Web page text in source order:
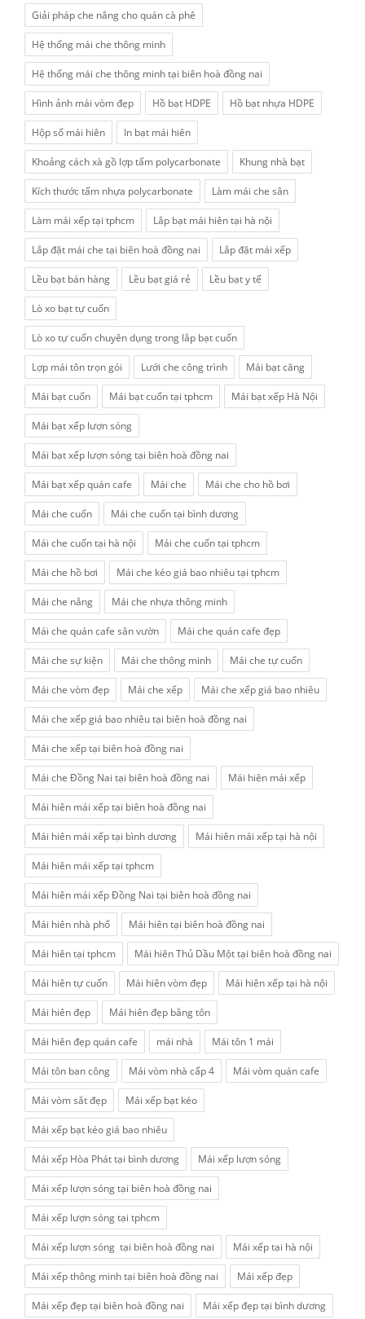
Giải pháp che nắng cho quán cà phê
Hệ thống mái che thông minh
Hệ thống mái che thông minh tại biên hoà đồng nai
Hình ảnh mái vòm đẹp Hồ bạt HDPE Hồ bạt nhựa HDPE
Hộp số mái hiên In bạt mái hiên
Khoảng cách xà gồ lợp tấm polycarbonate Khung nhà bạt
Kích thước tấm nhựa polycarbonate Làm mái che sân
Làm mái xếp tại tphcm Lắp bạt mái hiên tại hà nội
Lắp đặt mái che tại biên hoà đồng nai Lắp đặt mái xếp
Lều bạt bán hàng Lều bạt giá rẻ Lều bạt y tế
Lò xo bạt tự cuốn
Lò xo tự cuốn chuyên dụng trong lắp bạt cuốn
Lợp mái tôn trọn gói Lưới che công trình Mái bạt căng
Mái bạt cuốn Mái bạt cuốn tại tphcm Mái bạt xếp Hà Nội
Mái bạt xếp lượn sóng
Mái bạt xếp lượn sóng tại biên hoà đồng nai
Mái bạt xếp quán cafe Mái che Mái che cho hồ bơi
Mái che cuốn Mái che cuốn tại bình dương
Mái che cuốn tại hà nội Mái che cuốn tại tphcm
Mái che hồ bơi Mái che kéo giá bao nhiêu tại tphcm
Mái che nắng Mái che nhựa thông minh
Mái che quán cafe sân vườn Mái che quán cafe đẹp
Mái che sự kiện Mái che thông minh Mái che tự cuốn
Mái che vòm đẹp Mái che xếp Mái che xếp giá bao nhiêu
Mái che xếp giá bao nhiêu tại biên hoà đồng nai
Mái che xếp tại biên hoà đồng nai
Mái che Đồng Nai tại biên hoà đồng nai Mái hiên mái xếp
Mái hiên mái xếp tại biên hoà đồng nai
Mái hiên mái xếp tại bình dương Mái hiên mái xếp tại hà nội
Mái hiên mái xếp tại tphcm
Mái hiên mái xếp Đồng Nai tại biên hoà đồng nai
Mái hiên nhà phố Mái hiên tại biên hoà đồng nai
Mái hiên tại tphcm Mái hiên Thủ Dầu Một tại biên hoà đồng nai
Mái hiên tự cuốn Mái hiên vòm đẹp Mái hiên xếp tại hà nội
Mái hiên đẹp Mái hiên đẹp bằng tôn
Mái hiên đẹp quán cafe mái nhà Mái tôn 1 mái
Mái tôn ban công Mái vòm nhà cấp 4 Mái vòm quán cafe
Mái vòm sắt đẹp Mái xếp bạt kéo
Mái xếp bạt kéo giá bao nhiêu
Mái xếp Hòa Phát tại bình dương Mái xếp lượn sóng
Mái xếp lượn sóng tại biên hoà đồng nai
Mái xếp lượn sóng tại tphcm
Mái xếp lượn sóng tại biên hoà đồng nai Mái xếp tại hà nội
Mái xếp thông minh tại biên hoà đồng nai Mái xếp đẹp
Mái xếp đẹp tại biên hoà đồng nai Mái xếp đẹp tại bình dương